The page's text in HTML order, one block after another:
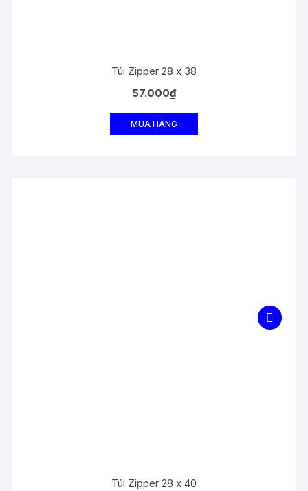
Túi Zipper 28 x 38
57.000₫
MUA HÀNG
Túi Zipper 28 x 40